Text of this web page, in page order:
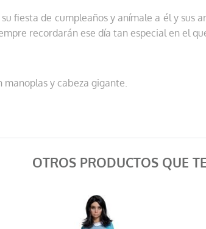
fiesta de cumpleaños y anímale a él y sus
recordarán ese día tan especial en el
y cabeza gigante.
OTROS PRODUCTOS QUE